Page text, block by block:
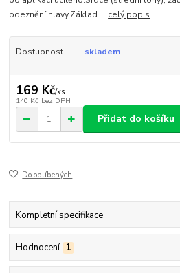
odeznění hlavy.Základ ... celý popis
Dostupnost skladem
169 Kč/ks
140 Kč bez DPH
Přidat do košíku
Do oblíbených
Kompletní specifikace
Hodnocení 1